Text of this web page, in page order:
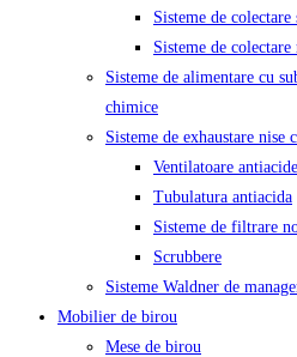
Sisteme de
Sisteme de
Sisteme de alimentare cu
chimice
Sisteme de exhaustare nise
Ventilatoare antiacide
Tubulatura antiacida
Sisteme de filtrare
Scrubbere
Sisteme Waldner de
Mobilier de birou
Mese de birou